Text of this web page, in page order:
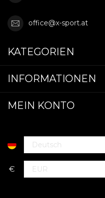
office@x-sport.at
KATEGORIEN
INFORMATIONEN
MEIN KONTO
€